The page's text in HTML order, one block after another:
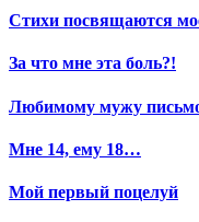
Стихи посвящаются
За что мне эта боль?!
Любимому мужу
Мне 14, ему 18…
Мой первый поцелуй